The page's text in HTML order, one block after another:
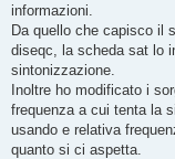
i
o
informazioni.
Da quello che capisco il
diseqc, la scheda sat lo
sintonizzazione.
Inoltre ho modificato i
frequenza a cui tenta la
usando e relativa
quanto si ci aspetta.